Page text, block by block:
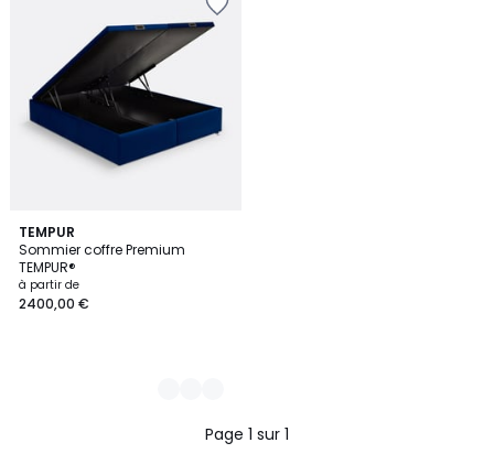
TEMPUR
Sommier coffre Premium
TEMPUR®
à partir de
2400,00 €
11
Couleurs
Page 1 sur 1